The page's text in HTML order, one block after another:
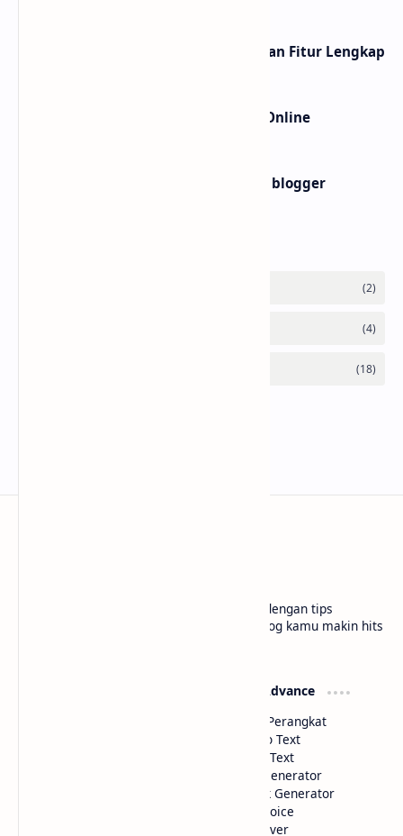
10 Website shortlink Gratis dengan Fitur Lengkap
Cara Cek Error JavaScript Secara Online
Membuat widget teks ke buku di blogger
Tutorial blogger pemula jadi lebih paham dengan tips
gampang, cerita seru, dan trik kece biar blog kamu makin hits
Widget Advance
Deteksi Perangkat
Image to Text
Voice to Text
Artikel Generator
Shortlink Generator
Text to Voice
Math Solver